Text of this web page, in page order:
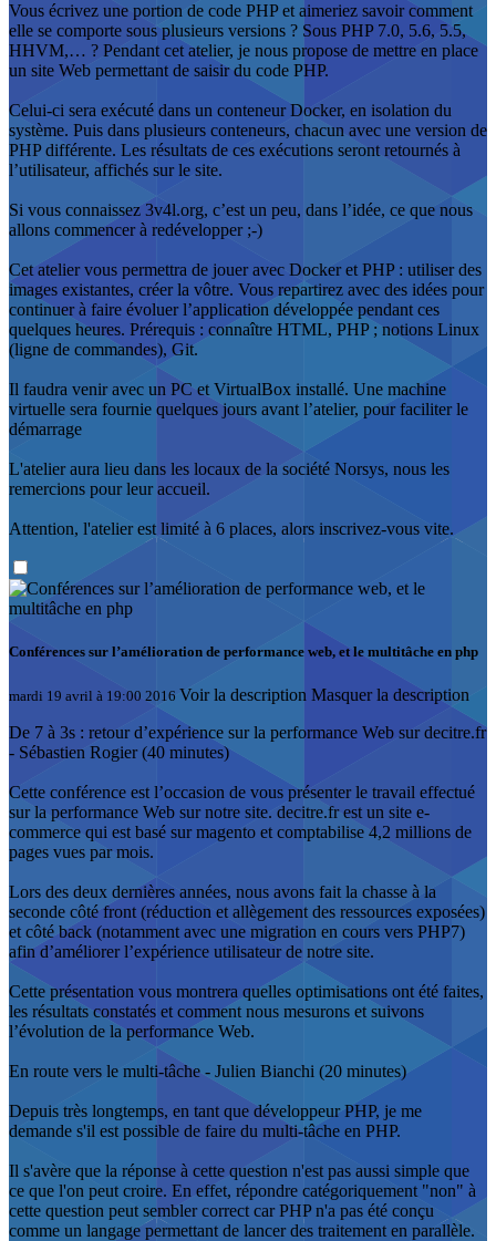
Vous écrivez une portion de code PHP et aimeriez savoir comment
elle se comporte sous plusieurs versions ? Sous PHP 7.0, 5.6, 5.5,
HHVM,… ? Pendant cet atelier, je nous propose de mettre en place
un site Web permettant de saisir du code PHP.
Celui-ci sera exécuté dans un conteneur Docker, en isolation du
système. Puis dans plusieurs conteneurs, chacun avec une version de
PHP différente. Les résultats de ces exécutions seront retournés à
l’utilisateur, affichés sur le site.
Si vous connaissez 3v4l.org, c’est un peu, dans l’idée, ce que nous
allons commencer à redévelopper ;-)
Cet atelier vous permettra de jouer avec Docker et PHP : utiliser des
images existantes, créer la vôtre. Vous repartirez avec des idées pour
continuer à faire évoluer l’application développée pendant ces
quelques heures. Prérequis : connaître HTML, PHP ; notions Linux
(ligne de commandes), Git.
Il faudra venir avec un PC et VirtualBox installé. Une machine
virtuelle sera fournie quelques jours avant l’atelier, pour faciliter le
démarrage
L'atelier aura lieu dans les locaux de la société Norsys, nous les
remercions pour leur accueil.
Attention, l'atelier est limité à 6 places, alors inscrivez-vous vite.
Conférences sur l’amélioration de performance web, et le multitâche en php
mardi 19 avril à 19:00 2016 Voir la description Masquer la description
De 7 à 3s : retour d’expérience sur la performance Web sur decitre.fr
- Sébastien Rogier (40 minutes)
Cette conférence est l’occasion de vous présenter le travail effectué
sur la performance Web sur notre site. decitre.fr est un site e-
commerce qui est basé sur magento et comptabilise 4,2 millions de
pages vues par mois.
Lors des deux dernières années, nous avons fait la chasse à la
seconde côté front (réduction et allègement des ressources exposées)
et côté back (notamment avec une migration en cours vers PHP7)
afin d’améliorer l’expérience utilisateur de notre site.
Cette présentation vous montrera quelles optimisations ont été faites,
les résultats constatés et comment nous mesurons et suivons
l’évolution de la performance Web.
En route vers le multi-tâche - Julien Bianchi (20 minutes)
Depuis très longtemps, en tant que développeur PHP, je me
demande s'il est possible de faire du multi-tâche en PHP.
Il s'avère que la réponse à cette question n'est pas aussi simple que
ce que l'on peut croire. En effet, répondre catégoriquement "non" à
cette question peut sembler correct car PHP n'a pas été conçu
comme un langage permettant de lancer des traitement en parallèle.